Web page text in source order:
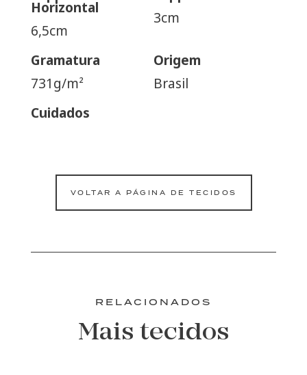
Horizontal
6,5cm
3cm
Gramatura
731g/m²
Origem
Brasil
Cuidados
VOLTAR A PÁGINA DE TECIDOS
RELACIONADOS
Mais tecidos